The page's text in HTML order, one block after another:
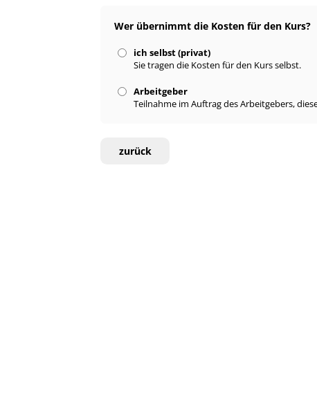
Wer übernimmt die Kosten für den Kurs?
ich selbst (privat)
Sie tragen die Kosten für den Kurs selbst.
Arbeitgeber
Teilnahme im Auftrag des Arbeitgebers,
zurück